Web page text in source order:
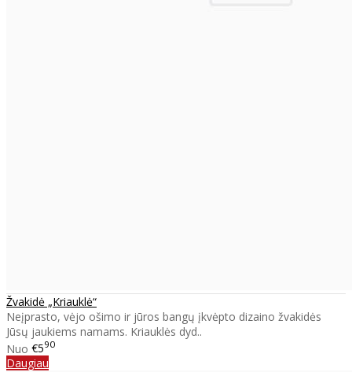
Žvakidė „Kriauklė“
Neįprasto, vėjo ošimo ir jūros bangų įkvėpto dizaino žvakidės
Jūsų jaukiems namams. Kriauklės dyd..
Nuo €590
Daugiau